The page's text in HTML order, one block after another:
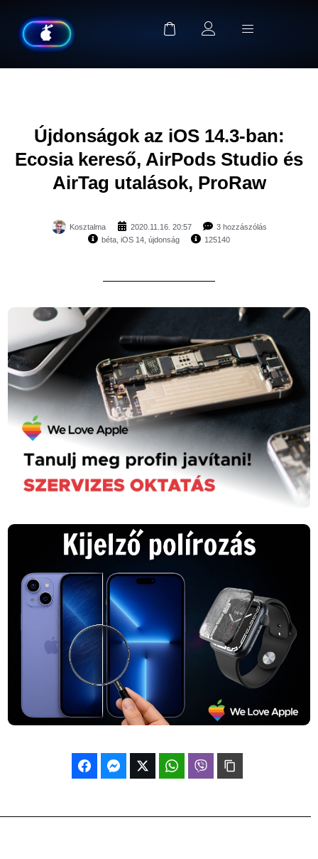
Újdonságok az iOS 14.3-ban:
Ecosia kereső, AirPods Studio és
AirTag utalások, ProRaw
Kosztalma 2020.11.16. 20:57
3 hozzászólás
béta iOS 14 újdonság 125140